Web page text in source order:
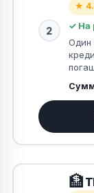
2
★
✓ На
Один
🏦